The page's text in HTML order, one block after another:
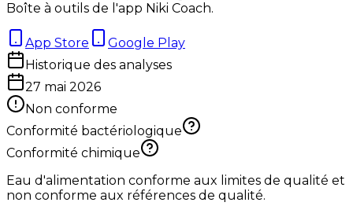
Boîte à outils de l'app Niki Coach.
App Store
Google Play
Historique des analyses
27 mai 2026
Non conforme
Conformité bactériologique
Conformité chimique
Eau d'alimentation conforme aux limites de qualité et
non conforme aux références de qualité.